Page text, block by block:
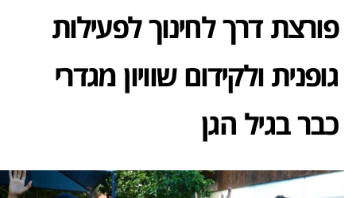
פורצת דרך לחינוך לפעילות
גופנית ולקידום שוויון מגדרי
כבר בגיל הגן